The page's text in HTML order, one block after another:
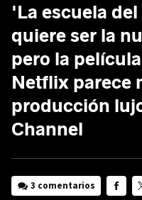
'La escuela
quiere ser la
pero la
Netflix parece
producción
Channel
3 comentarios